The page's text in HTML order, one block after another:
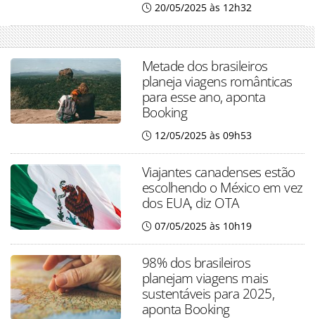
20/05/2025 às 12h32
Metade dos brasileiros
planeja viagens românticas
para esse ano, aponta
Booking
12/05/2025 às 09h53
Viajantes canadenses estão
escolhendo o México em vez
dos EUA, diz OTA
07/05/2025 às 10h19
98% dos brasileiros
planejam viagens mais
sustentáveis para 2025,
aponta Booking